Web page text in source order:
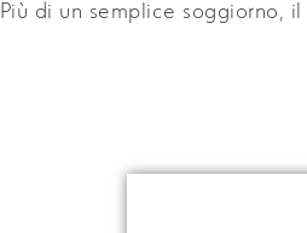
Più di un semplice soggiorno,